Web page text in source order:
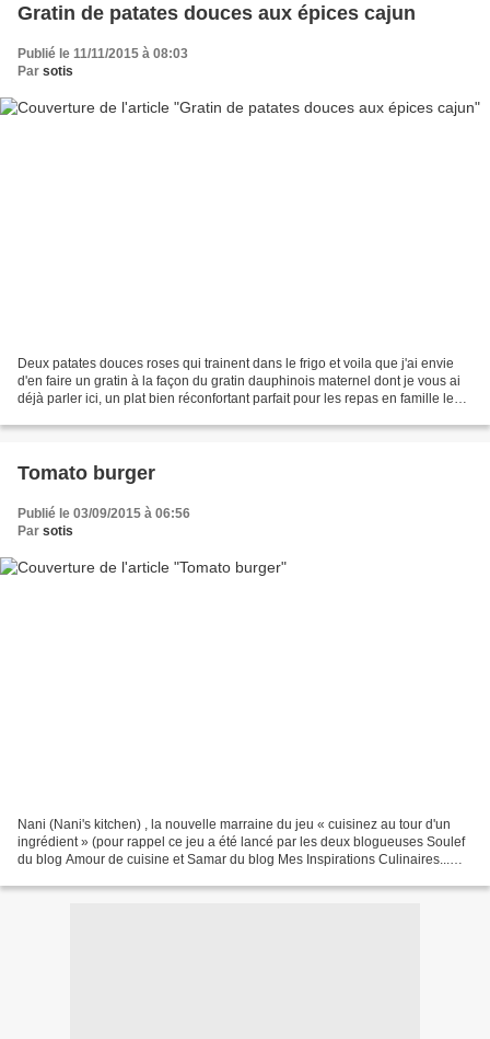
Gratin de patates douces aux épices cajun
Publié le 11/11/2015 à 08:03
Par sotis
Deux patates douces roses qui trainent dans le frigo et voila que j'ai envie
d'en faire un gratin à la façon du gratin dauphinois maternel dont je vous ai
déjà parler ici, un plat bien réconfortant parfait pour les repas en famille le
Tomato burger
Publié le 03/09/2015 à 06:56
Par sotis
Nani (Nani's kitchen) , la nouvelle marraine du jeu « cuisinez au tour d'un
ingrédient » (pour rappel ce jeu a été lancé par les deux blogueuses Soulef
du blog Amour de cuisine et Samar du blog Mes Inspirations Culinaires...